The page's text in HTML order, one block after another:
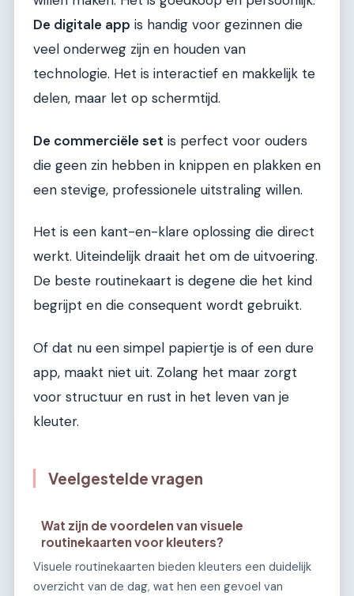
De digitale app is handig voor gezinnen die
veel onderweg zijn en houden van
technologie. Het is interactief en makkelijk te
delen, maar let op schermtijd.
De commerciële set is perfect voor ouders
die geen zin hebben in knippen en plakken en
een stevige, professionele uitstraling willen.
Het is een kant-en-klare oplossing die direct
werkt. Uiteindelijk draait het om de uitvoering.
De beste routinekaart is degene die het kind
begrijpt en die consequent wordt gebruikt.
Of dat nu een simpel papiertje is of een dure
app, maakt niet uit. Zolang het maar zorgt
voor structuur en rust in het leven van je
kleuter.
Veelgestelde vragen
Wat zijn de voordelen van visuele
routinekaarten voor kleuters?
Visuele routinekaarten bieden kleuters een duidelijk
overzicht van de dag, wat hen een gevoel van